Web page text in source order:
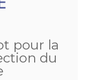
pour la
du